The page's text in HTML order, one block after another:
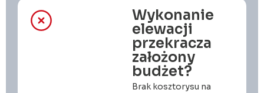
Wykonanie
elewacji
przekracza
założony
budżet?
Brak kosztorysu na